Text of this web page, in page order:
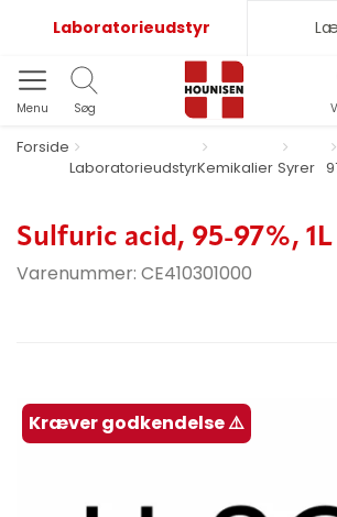
Laboratorieudstyr
Menu Søg
Forside
LaboratorieudstyrKemikalier Syrer
Sulfuric acid, 95-97%, 1L
Varenummer: CE410301000
Kræver godkendelse ⚠️